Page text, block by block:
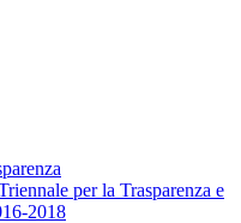
per la Trasparenza e
2018